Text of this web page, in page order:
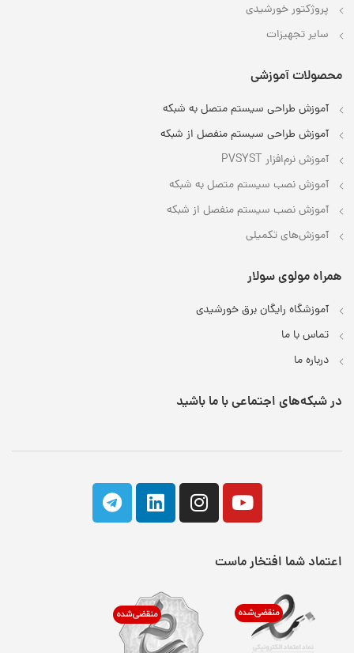
پروژکتور خورشیدی
سایر تجهیزات
محصولات آموزشی
آموزش طراحی سیستم متصل به شبکه
آموزش طراحی سیستم منفصل از شبکه
آموزش نرم‌افزار PVSYST
آموزش نصب سیستم متصل به شبکه
آموزش نصب سیستم منفصل از شبکه
آموزش‌های تکمیلی
همراه مولوی سولار
آموزشگاه رایگان برق خورشیدی
تماس با ما
درباره ما
در شبکه‌های اجتماعی با ما باشید
اعتماد شما افتخار ماست